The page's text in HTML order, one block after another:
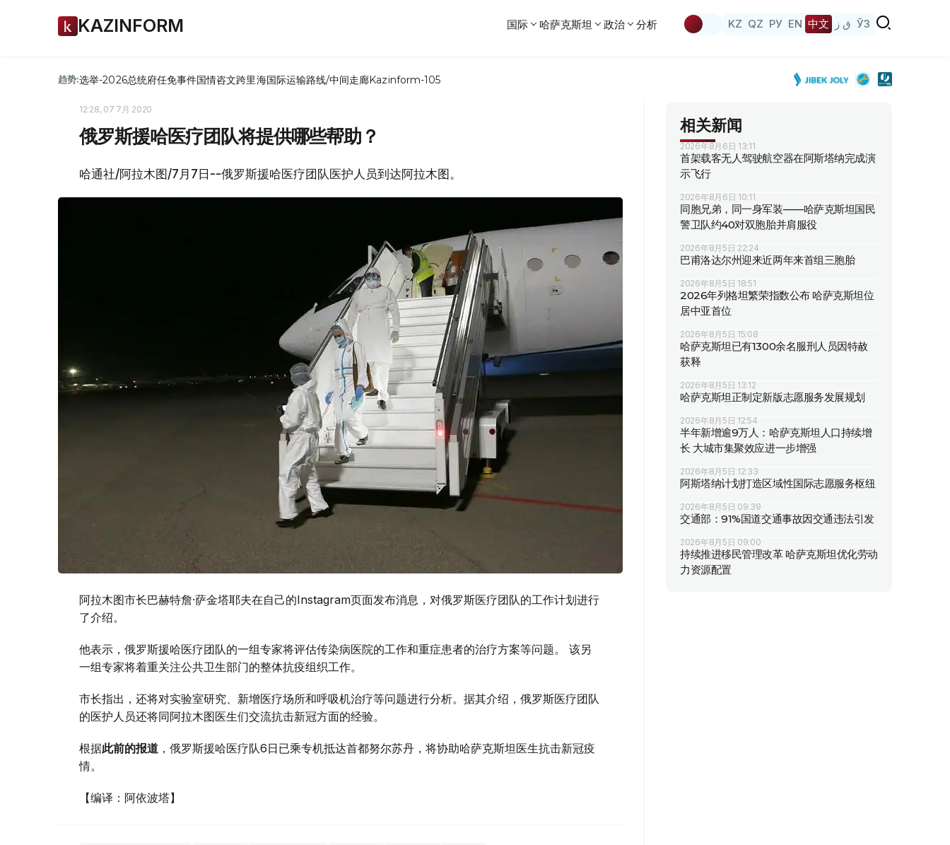
KAZINFORM 国际 哈萨克斯坦 政治 分析 KZ QZ РУ EN 中文 ق ز ЎЗ
趋势:选举-2026总统府任免事件国情咨文跨里海国际运输路线/中间走廊Kazinform-105
12:28, 07 7月 2020
俄罗斯援哈医疗团队将提供哪些帮助？
哈通社/阿拉木图/7月7日--俄罗斯援哈医疗团队医护人员到达阿拉木图。
阿拉木图市长巴赫特詹·萨金塔耶夫在自己的Instagram页面发布消息，对俄罗斯医疗团队的工作计划进行
了介绍。
他表示，俄罗斯援哈医疗团队的一组专家将评估传染病医院的工作和重症患者的治疗方案等问题。 该另
一组专家将着重关注公共卫生部门的整体抗疫组织工作。
市长指出，还将对实验室研究、新增医疗场所和呼吸机治疗等问题进行分析。据其介绍，俄罗斯医疗团队
的医护人员还将同阿拉木图医生们交流抗击新冠方面的经验。
根据此前的报道 ，俄罗斯援哈医疗队6日已乘专机抵达首都努尔苏丹，将协助哈萨克斯坦医生抗击新冠疫
情。
【编译：阿依波塔】
相关新闻
2026年8月6日 13:11
首架载客无人驾驶航空器在阿斯塔纳完成演
示飞行
2026年8月6日 10:11
同胞兄弟，同一身军装——哈萨克斯坦国民
警卫队约40对双胞胎并肩服役
2026年8月5日 22:24
巴甫洛达尔州迎来近两年来首组三胞胎
2026年8月5日 18:51
2026年列格坦繁荣指数公布 哈萨克斯坦位
居中亚首位
2026年8月5日 15:08
哈萨克斯坦已有1300余名服刑人员因特赦
获释
2026年8月5日 13:12
哈萨克斯坦正制定新版志愿服务发展规划
2026年8月5日 12:54
半年新增逾9万人：哈萨克斯坦人口持续增
长 大城市集聚效应进一步增强
2026年8月5日 12:33
阿斯塔纳计划打造区域性国际志愿服务枢纽
2026年8月5日 09:39
交通部：91%国道交通事故因交通违法引发
2026年8月5日 09:00
持续推进移民管理改革 哈萨克斯坦优化劳动
力资源配置